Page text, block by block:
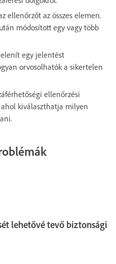
ellenőrzőt az összes elemen.
módosított egy vagy több
egy jelentést
orvosolhatók a sikertelen
ellenőrzési
kiválaszthatja milyen
lehetővé tevő biztonsági